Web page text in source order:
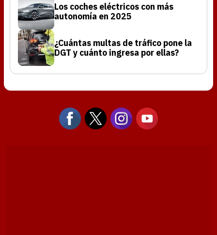
Los coches eléctricos con más
autonomía en 2025
¿Cuántas multas de tráfico pone la
DGT y cuánto ingresa por ellas?